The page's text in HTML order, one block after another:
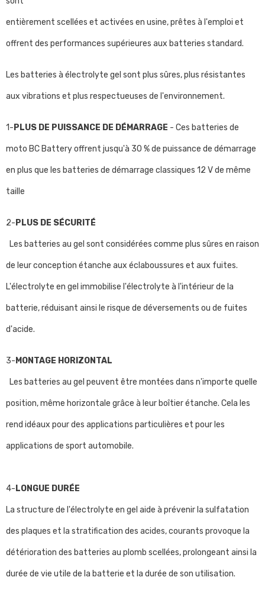
entièrement scellées et activées en usine, prêtes à l'emploi et
offrent des performances supérieures aux batteries standard.
Les batteries à électrolyte gel sont plus sûres, plus résistantes
aux vibrations et plus respectueuses de l'environnement.
1- PLUS DE PUISSANCE DE DÉMARRAGE - Ces batteries de
moto BC Battery offrent jusqu'à 30 % de puissance de démarrage
en plus que les batteries de démarrage classiques 12 V de même
taille
2- PLUS DE SÉCURITÉ
Les batteries au gel sont considérées comme plus sûres en raison
de leur conception étanche aux éclaboussures et aux fuites.
L'électrolyte en gel immobilise l'électrolyte à l'intérieur de la
batterie, réduisant ainsi le risque de déversements ou de fuites
d'acide.
3- MONTAGE HORIZONTAL
Les batteries au gel peuvent être montées dans n'importe quelle
position, même horizontale grâce à leur boîtier étanche. Cela les
rend idéaux pour des applications particulières et pour les
applications de sport automobile.
4- LONGUE DURÉE
La structure de l'électrolyte en gel aide à prévenir la sulfatation
des plaques et la stratification des acides, courants provoque la
détérioration des batteries au plomb scellées, prolongeant ainsi la
durée de vie utile de la batterie et la durée de son utilisation.